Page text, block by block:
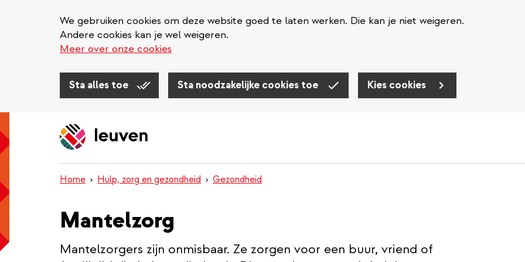
We gebruiken cookies om deze website goed te laten werken. Die kan je niet weigeren.
Andere cookies kan je wel weigeren.
Meer over onze cookies
Sta alles toe Sta noodzakelijke cookies toe Kies cookies
Home Hulp, zorg en gezondheid Gezondheid
Mantelzorg
Mantelzorgers zijn onmisbaar. Ze zorgen voor een buur, vriend of